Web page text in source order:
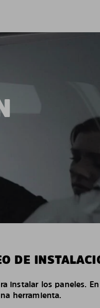
DE
instalar los paneles.
herramienta.